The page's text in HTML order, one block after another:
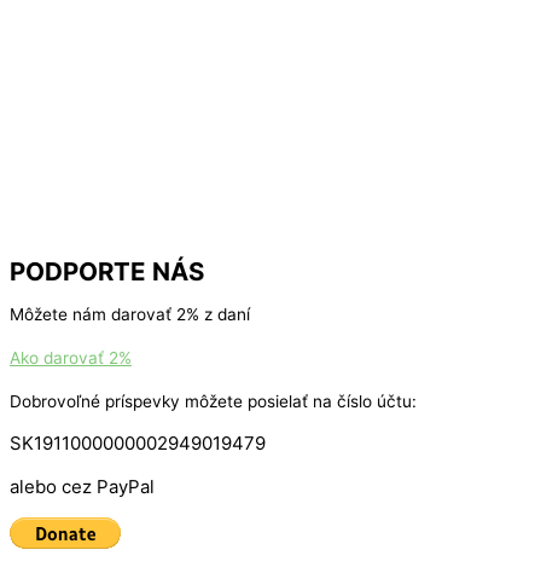
PODPORTE NÁS
Môžete nám darovať 2% z daní
Ako darovať 2%
Dobrovoľné príspevky môžete posielať na číslo účtu:
SK1911000000002949019479
alebo cez PayPal